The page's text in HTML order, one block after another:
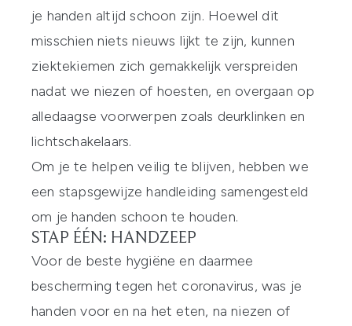
je handen altijd schoon zijn. Hoewel dit
misschien niets nieuws lijkt te zijn, kunnen
ziektekiemen zich gemakkelijk verspreiden
nadat we niezen of hoesten, en overgaan op
alledaagse voorwerpen zoals deurklinken en
lichtschakelaars.
Om je te helpen veilig te blijven, hebben we
een stapsgewijze handleiding samengesteld
om je handen schoon te houden.
STAP ÉÉN: HANDZEEP
Voor de beste hygiëne en daarmee
bescherming tegen het coronavirus, was je
handen voor en na het eten, na niezen of